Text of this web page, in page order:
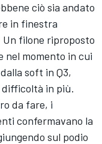
ciò sia andato
in finestra
Un filone riproposto
nel momento in cui
soft in Q3,
in più.
da fare, i
confermavano la
sul podio